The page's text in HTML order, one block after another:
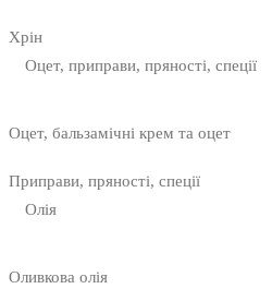
Хрін
Оцет, приправи, пряності, спеції
Оцет, бальзамічні крем та оцет
Приправи, пряності, спеції
Олія
Оливкова олія